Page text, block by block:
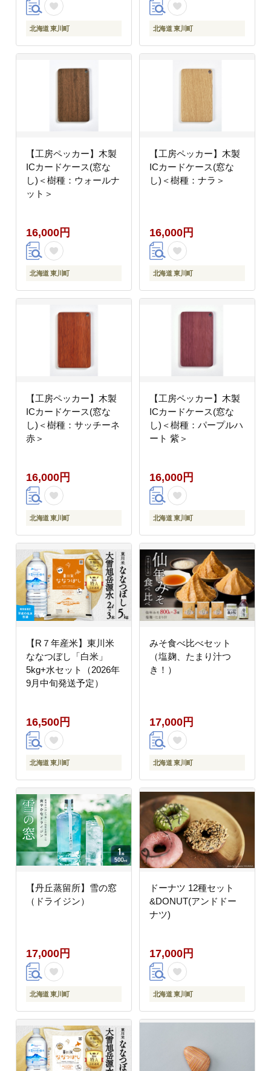
北海道 東川町 北海道 東川町
【工房ペッカー】木製
ICカードケース(窓な
し)＜樹種：ウォールナ
ット＞
16,000円
北海道 東川町
【工房ペッカー】木製
ICカードケース(窓な
し)＜樹種：ナラ＞
16,000円
北海道 東川町
【工房ペッカー】木製
ICカードケース(窓な
し)＜樹種：サッチーネ
赤＞
16,000円
北海道 東川町
【工房ペッカー】木製
ICカードケース(窓な
し)＜樹種：パープルハ
ート 紫＞
16,000円
北海道 東川町
【R７年産米】東川米
ななつぼし「白米」
5kg+水セット（2026年
9月中旬発送予定）
16,500円
北海道 東川町
みそ食べ比べセット
（塩麹、たまり汁つ
き！）
17,000円
北海道 東川町
【丹丘蒸留所】雪の窓
（ドライジン）
17,000円
北海道 東川町
ドーナツ 12種セット
&DONUT(アンドドー
ナツ)
17,000円
北海道 東川町